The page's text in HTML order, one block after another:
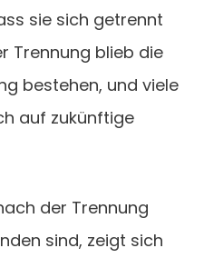
sie sich getrennt
Trennung blieb die
bestehen, und viele
auf zukünftige
der Trennung
sind, zeigt sich